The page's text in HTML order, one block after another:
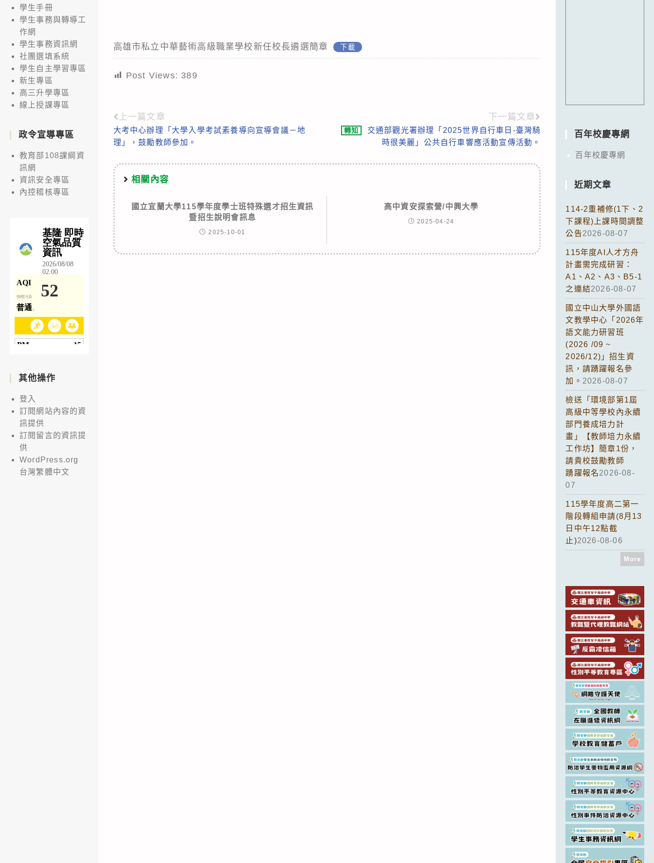
高雄市私立中華藝術高級職業學校新任校長遴選簡章 下載
Post Views: 389
Read
more
上一篇文章
大考中心辦理「大學入學考試素養導向宣導會議－地
理」，鼓勵教師參加。
下一篇文章
轉知
交通部觀光署辦理「2025世界自行車日-臺灣騎
時很美麗」公共自行車響應活動宣傳活動。
相關內容
國立宜蘭大學115學年度學士班特殊選才招生資訊
暨招生說明會訊息
2025-10-01
高中資安探索營/中興大學
2025-04-24
學生手冊
學生事務與轉導工
作網
學生事務資訊網
社團選填系統
學生自主學習專區
新生專區
高三升學專區
線上授課專區
政令宣導專區
教育部108課綱資
訊網
資訊安全專區
內控稽核專區
其他操作
登入
訂閱網站內容的資
訊提供
訂閱留言的資訊提
供
WordPress.org
台灣繁體中文
百年校慶專網
百年校慶專網
近期文章
114-2重補修(1下、2
下課程)上課時間調整
公告2026-08-07
115年度AI人才方舟
計畫需完成研習：
A1、A2、A3、B5-1
之連結2026-08-07
國立中山大學外國語
文教學中心「2026年
語文能力研習班
(2026 /09 ~
2026/12)」招生資
訊，請踴躍報名參
加。 2026-08-07
檢送「環境部第1屆
高級中等學校內永續
部門養成培力計
畫」【教師培力永續
工作坊】簡章1份，
請貴校鼓勵教師
踴躍報名2026-08-
07
115學年度高二第一
階段轉組申請(8月13
日中午12點截
止)2026-08-06
More